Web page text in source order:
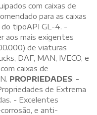
com caixas de
para as caixas
do tipoAPI GL-4. -
aos mais exigentes
de viaturas
DAF, MAN, IVECO, e
caixas de
PROPRIEDADES: -
de Extrema
- Excelentes
e anti-